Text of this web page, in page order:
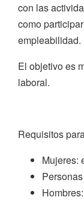
con las
como
empleabilidad.
El objetivo es
laboral.
Requisitos
Mujeres: